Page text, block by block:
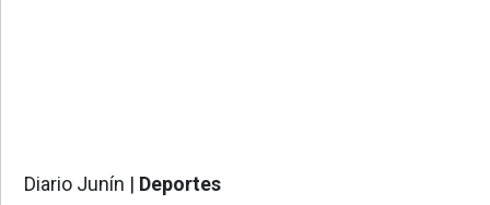
Diario Junín | Deportes